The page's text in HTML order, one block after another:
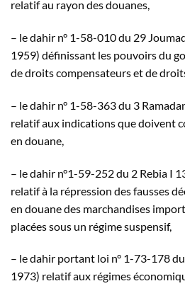
relatif au rayon des douanes,
– le dahir n° 1-58-010 du 29
1959) définissant les pouvoirs du
de droits compensateurs et de
– le dahir n° 1-58-363 du 3
relatif aux indications que doivent
en douane,
– le dahir n°1-59-252 du 2 Rebia I
relatif à la répression des fausses
en douane des marchandises
placées sous un régime suspensif,
– le dahir portant loi n° 1-73-178
1973) relatif aux régimes